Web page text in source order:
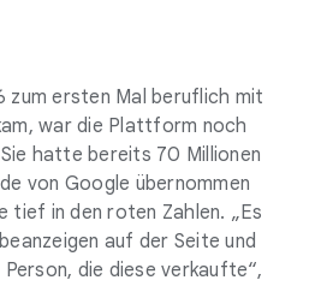
ersten Mal beruflich mit
war die Plattform noch
hatte bereits 70 Millionen
von Google übernommen
tief in den roten Zahlen. „Es
auf der Seite und
die diese verkaufte“,